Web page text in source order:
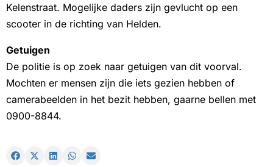
Kelenstraat. Mogelijke daders zijn gevlucht op een
scooter in de richting van Helden.
Getuigen
De politie is op zoek naar getuigen van dit voorval.
Mochten er mensen zijn die iets gezien hebben of
camerabeelden in het bezit hebben, gaarne bellen met
0900-8844.